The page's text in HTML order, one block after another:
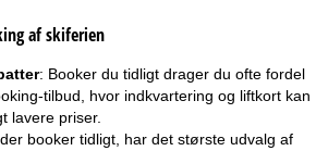
af skiferien
: Booker du tidligt drager du ofte fordel
tilbud, hvor indkvartering og liftkort kan
lavere priser.
booker tidligt, har det største udvalg af